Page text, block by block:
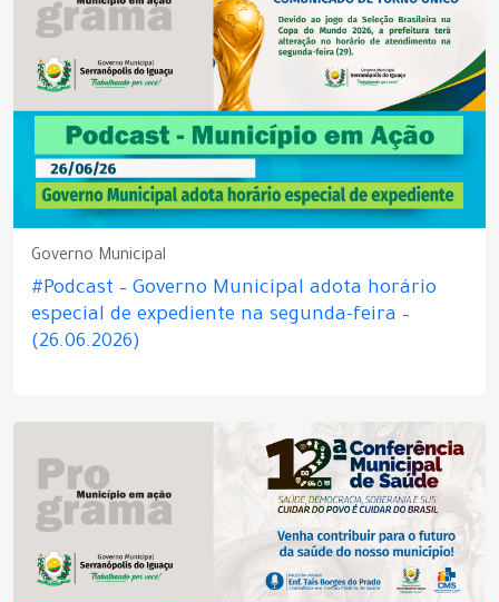
Governo Municipal
#Podcast – Governo Municipal adota horário
especial de expediente na segunda-feira –
(26.06.2026)